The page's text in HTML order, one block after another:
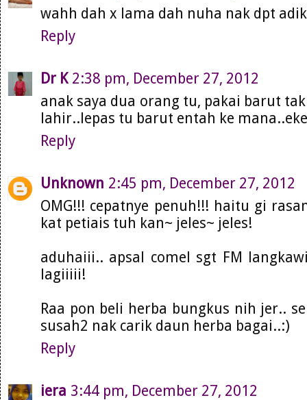
wahh dah x lama dah nuha nak dpt
Reply
Dr K 2:38 pm, December 27, 2012
anak saya dua orang tu, pakai barut
lahir..lepas tu barut entah ke
Reply
Unknown 2:45 pm, December 27, 2012
OMG!!! cepatnye penuh!!! haitu gi
kat petiais tuh kan~ jeles~ jeles!
aduhaiii.. apsal comel sgt FM
lagiiiii!
Raa pon beli herba bungkus nih jer..
susah2 nak carik daun herba bagai..:)
Reply
iera 3:44 pm, December 27, 2012